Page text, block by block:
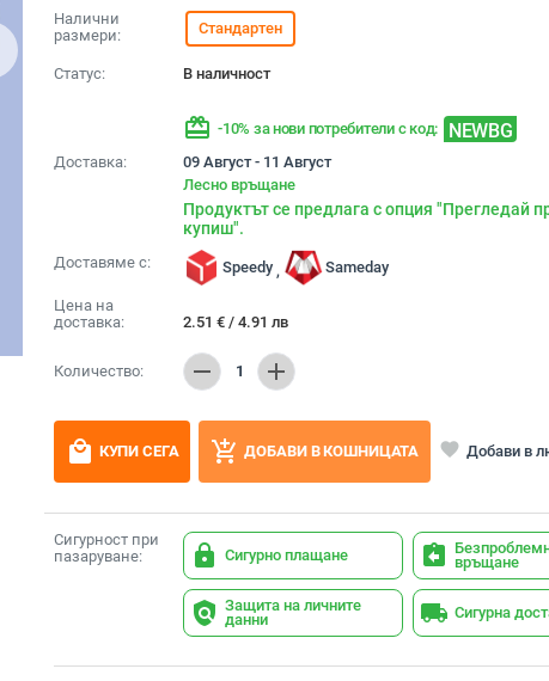
Налични
размери:
Стандартен
Статус: В наличност
redeem -10% за нови потребители с код: NEWBG
Доставка:
09 Август - 11 Август
Лесно връщане
Продуктът се предлага с опция "Прегледай
купиш".
Доставяме с: Speedy , Sameday
Цена на
доставка:
2.51 € / 4.91 лв
Количество: remove 1 add
local_mall КУПИ СЕГА add_shopping_cart ДОБАВИ В КОШНИЦАТА favorite Добави в
Сигурност при
пазаруване:
lock Сигурно плащане assignment_return връщане
policy Защита на личните
данни
local_shipping Сигурна